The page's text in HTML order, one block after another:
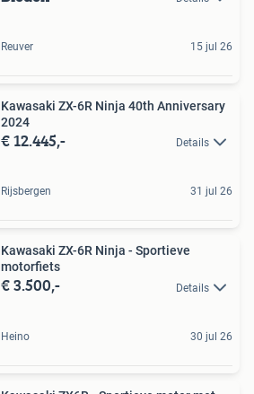
Reuver 15 jul 26
Kawasaki ZX-6R Ninja 40th Anniversary
2024
€ 12.445,- Details
Rijsbergen 31 jul 26
Kawasaki ZX-6R Ninja - Sportieve
motorfiets
€ 3.500,- Details
Heino 30 jul 26